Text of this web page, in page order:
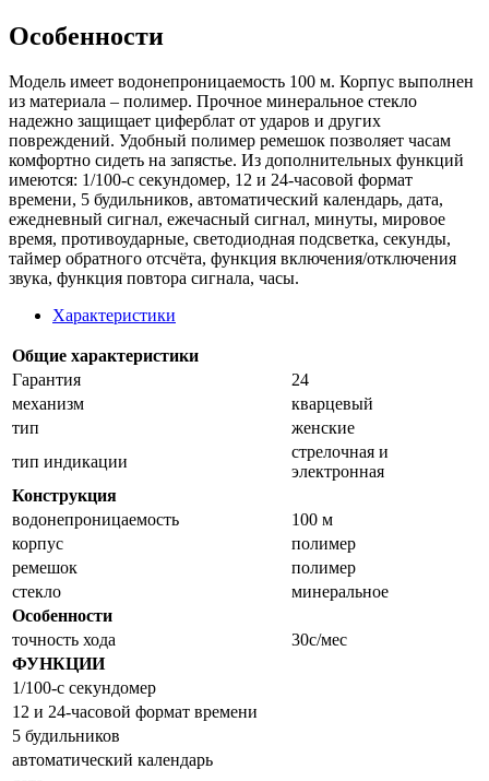
Особенности
Модель имеет водонепроницаемость 100 м. Корпус выполнен
из материала – полимер. Прочное минеральное стекло
надежно защищает циферблат от ударов и других
повреждений. Удобный полимер ремешок позволяет часам
комфортно сидеть на запястье. Из дополнительных функций
имеются: 1/100-с секундомер, 12 и 24-часовой формат
времени, 5 будильников, автоматический календарь, дата,
ежедневный сигнал, ежечасный сигнал, минуты, мировое
время, противоударные, светодиодная подсветка, секунды,
таймер обратного отсчёта, функция включения/отключения
звука, функция повтора сигнала, часы.
Характеристики
Общие характеристики
Гарантия
24
механизм
кварцевый
тип
женские
тип индикации
стрелочная и
электронная
Конструкция
водонепроницаемость
100 м
корпус
полимер
ремешок
полимер
стекло
минеральное
Особенности
точность хода
30с/мес
ФУНКЦИИ
1/100-с секундомер
12 и 24-часовой формат времени
5 будильников
автоматический календарь